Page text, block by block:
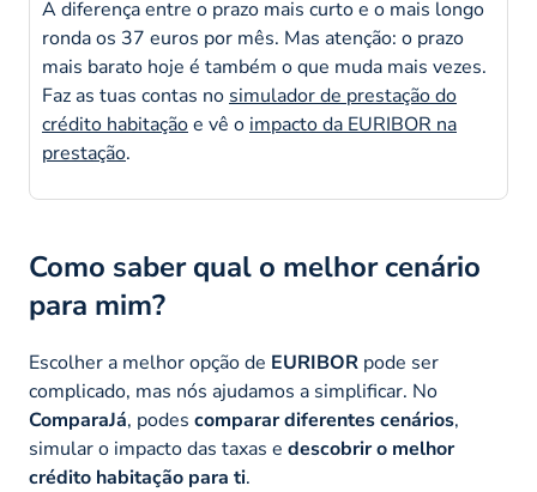
A diferença entre o prazo mais curto e o mais longo
ronda os 37 euros por mês. Mas atenção: o prazo
mais barato hoje é também o que muda mais vezes.
Faz as tuas contas no simulador de prestação do
crédito habitaçãoe vê o impacto da EURIBOR na
prestação.
Como saber qual o melhor cenário
para mim?
Escolher a melhor opção de EURIBOR pode ser
complicado, mas nós ajudamos a simplificar. No
ComparaJá, podes comparar diferentes cenários,
simular o impacto das taxas e descobrir o melhor
crédito habitação para ti.